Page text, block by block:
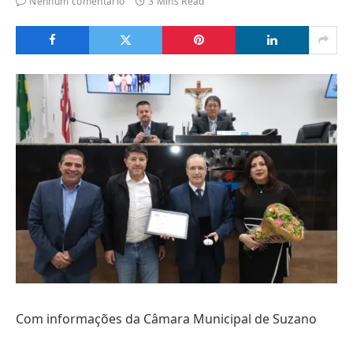
Com informações da Câmara Municipal de Suzano